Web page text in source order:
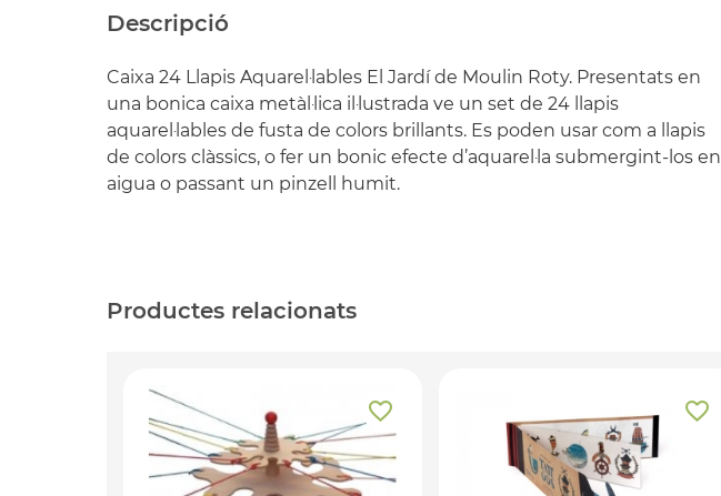
Descripció
Caixa 24 Llapis Aquarel·lables El Jardí de Moulin Roty. Presentats en
una bonica caixa metàl·lica il·lustrada ve un set de 24 llapis
aquarel·lables de fusta de colors brillants. Es poden usar com a llapis
de colors clàssics, o fer un bonic efecte d’aquarel·la submergint-los en
aigua o passant un pinzell humit.
Productes relacionats